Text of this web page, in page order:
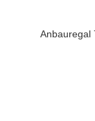
Anbauregal